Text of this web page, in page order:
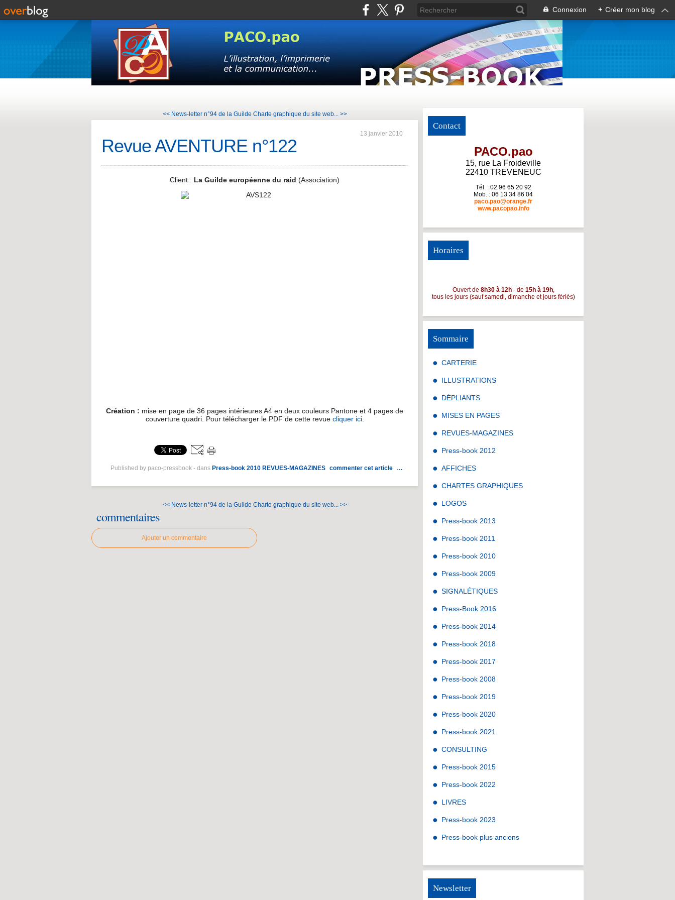
Connexion + Créer mon blog
<< News-letter n°94 de la Guilde Charte graphique du site web... >>
13 janvier 2010
Revue AVENTURE n°122
Client : La Guilde européenne du raid (Association)
Création : mise en page de 36 pages intérieures A4 en deux couleurs Pantone et 4 pages de
couverture quadri. Pour télécharger le PDF de cette revue cliquer ici.
Published by paco-pressbook - dans Press-book 2010 REVUES-MAGAZINES commenter cet article …
<< News-letter n°94 de la Guilde Charte graphique du site web... >>
commentaires
Ajouter un commentaire
Contact
PACO.pao
15, rue La Froideville
22410 TREVENEUC
Tél. : 02 96 65 20 92
Mob. : 06 13 34 86 04
paco.pao@orange.fr
www.pacopao.info
Horaires
Ouvert de 8h30 à 12h- de 15h à 19h,
tous les jours (sauf samedi, dimanche et jours fériés)
Sommaire
CARTERIE
ILLUSTRATIONS
DÉPLIANTS
MISES EN PAGES
REVUES-MAGAZINES
Press-book 2012
AFFICHES
CHARTES GRAPHIQUES
LOGOS
Press-book 2013
Press-book 2011
Press-book 2010
Press-book 2009
SIGNALÉTIQUES
Press-Book 2016
Press-book 2014
Press-book 2018
Press-book 2017
Press-book 2008
Press-book 2019
Press-book 2020
Press-book 2021
CONSULTING
Press-book 2015
Press-book 2022
LIVRES
Press-book 2023
Press-book plus anciens
Newsletter